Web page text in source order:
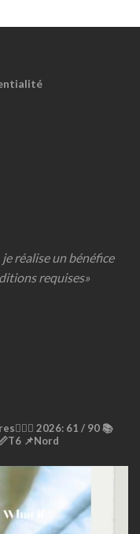
réalise un bénéfice
requises»
2026: 61 / 90 📚
📌Nord